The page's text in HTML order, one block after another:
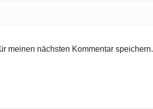
meinen nächsten Kommentar speichern.